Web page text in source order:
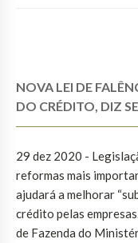
NOVA LEI DE
DO CRÉDITO, DIZ
29 dez 2020 -
reformas mais
ajudará a melhorar
crédito pelas
de Fazenda do